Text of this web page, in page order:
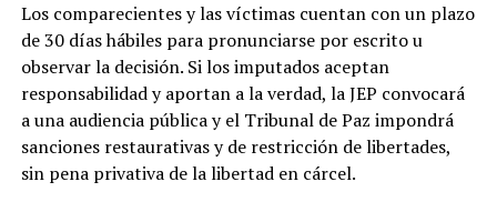
Los comparecientes y las víctimas cuentan con un plazo
de 30 días hábiles para pronunciarse por escrito u
observar la decisión. Si los imputados aceptan
responsabilidad y aportan a la verdad, la JEP convocará
a una audiencia pública y el Tribunal de Paz impondrá
sanciones restaurativas y de restricción de libertades,
sin pena privativa de la libertad en cárcel.